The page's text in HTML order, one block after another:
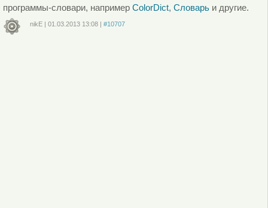
программы-словари, например ColorDict, Словарьи другие.
nikE| 01.03.2013 13:08| #10707